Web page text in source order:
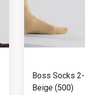
Boss Socks
Beige (500)